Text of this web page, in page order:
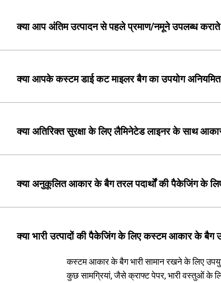
क्या आप अंतिम उत्पादन से पहले प्रमाण/नमूने उपलब्ध
क्या आपके कस्टम डाई कट माइलर बैग का उपयोग
क्या अतिरिक्त सुरक्षा के लिए लैमिनेटेड लाइनर के साथ
क्या अनुकूलित आकार के बैग तरल पदार्थों की पैकेजिंग के
क्या भारी उत्पादों की पैकेजिंग के लिए कस्टम आकार के बैग
कस्टम आकार के बैग भारी सामान रखने के लिए
कुछ सामग्रियां, जैसे क्राफ्ट पेपर, भारी वस्तुओं के